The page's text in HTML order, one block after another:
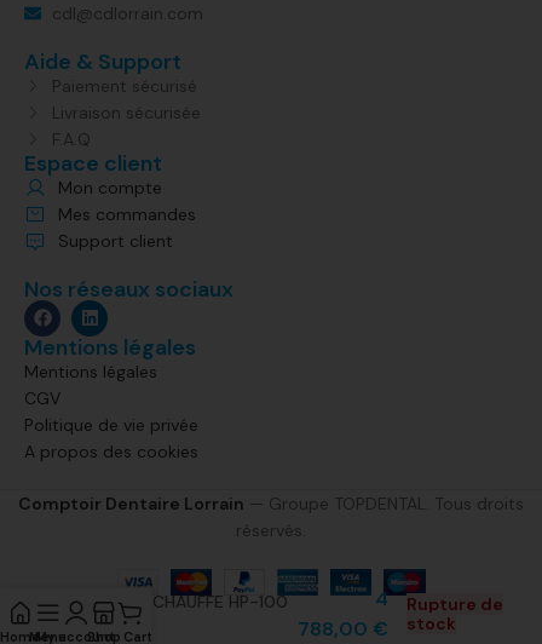
cdl@cdlorrain.com
Aide & Support
Paiement sécurisé
Livraison sécurisée
F.A.Q
Espace client
Mon compte
Mes commandes
Support client
Nos réseaux sociaux
Mentions légales
Mentions légales
CGV
Politique de vie privée
A propos des cookies
Comptoir Dentaire Lorrain — Groupe TOPDENTAL. Tous droits
réservés.
FOUR DE CHAUFFE HP-100
MESTRA
4
788,00 €
Rupture de
stock
HomeMenu
My account
Shop Cart